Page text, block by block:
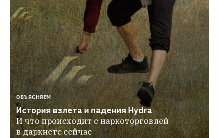
ОБЪЯСНЯЕМ
История взлета и падения Hydra
И что происходит с наркоторговлей
в даркнете сейчас